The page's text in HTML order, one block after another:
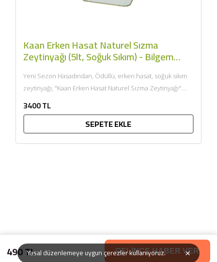
490 TL GELİNCE HABER VER
Kaan Erken Hasat Naturel Sızma
Zeytinyağı (5lt, Soğuk Sıkım) - Bilgem
Zeytincilik
Yeni Sezon Hasadından, Ödüllü, erken hasat, soğuk sıkım
zeytinyağı, "Kaan Erken Hasat Naturel Sızma Zeytinyağı".
3400 TL
SEPETE EKLE
Yasal düzenlemeye uygun çerezler kullanıyoruz. ×